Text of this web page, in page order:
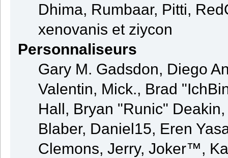
Dhima, Rumbaar, Pitti,
xenovanis et ziycon
Personnaliseurs
Gary M. Gadsdon, Diego
Valentin, Mick., Brad
Hall, Bryan "Runic"
Blaber, Daniel15, Eren
Clemons, Jerry, Joker™,